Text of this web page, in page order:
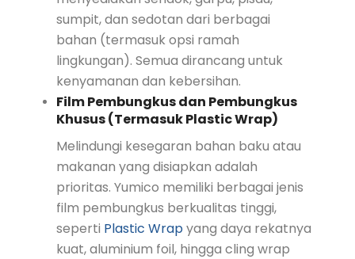
sumpit, dan sedotan dari berbagai
bahan (termasuk opsi ramah
lingkungan). Semua dirancang untuk
kenyamanan dan kebersihan.
Film Pembungkus dan Pembungkus
Khusus (Termasuk Plastic Wrap)
Melindungi kesegaran bahan baku atau
makanan yang disiapkan adalah
prioritas. Yumico memiliki berbagai jenis
film pembungkus berkualitas tinggi,
seperti Plastic Wrapyang daya rekatnya
kuat, aluminium foil, hingga cling wrap